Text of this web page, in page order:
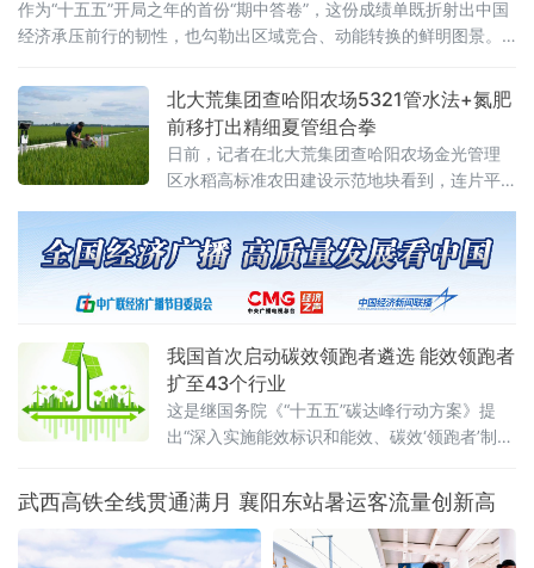
作为“十五五”开局之年的首份“期中答卷”，这份成绩单既折射出中国
经济承压前行的韧性，也勾勒出区域竞合、动能转换的鲜明图景。
示，上半年国内生产总值达69.6万亿元，同比增长4.7%。从增量
看，上半年GDP较去年同期增长3.6万亿元，为近五年
北大荒集团查哈阳农场5321管水法+氮肥
前移打出精细夏管组合拳
日前，记者在北大荒集团查哈阳农场金光管理
区水稻高标准农田建设示范地块看到，连片平
健壮。管理区工作人员正穿梭于田间，按照拔
节孕穗期“5321”管水法要求，开展控水作业。
我国首次启动碳效领跑者遴选 能效领跑者
扩至43个行业
这是继国务院《“十五五”碳达峰行动方案》提
出“深入实施能效标识和能效、碳效‘领跑者’制
武西高铁全线贯通满月 襄阳东站暑运客流量创新高